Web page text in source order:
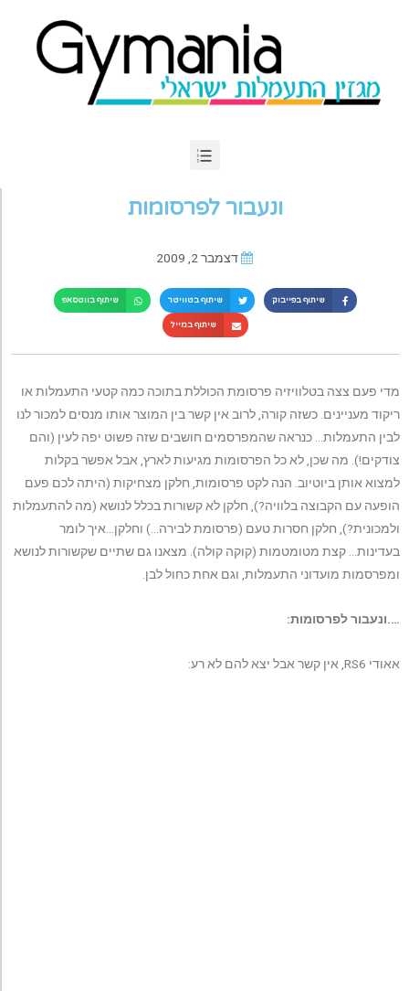
ונעבור לפרסומות
דצמבר 2, 2009
שיתוף בפייבוק שיתוף בטוויטר שיתוף בווטסאפ
שיתוף במייל
מדי פעם צצה בטלוויזיה פרסומת הכוללת בתוכה כמה קטעי התעמלות או
ריקוד מעניינים. כשזה קורה, לרוב אין קשר בין המוצר אותו מנסים למכור לנו
לבין התעמלות… כנראה שהמפרסמים חושבים שזה פשוט יפה לעין (והם
צודקים!). מה שכן, לא כל הפרסומות מגיעות לארץ, אבל אפשר בקלות
למצוא אותן ביוטיוב. הנה לקט פרסומות, חלקן מצחיקות (היתה לכם פעם
הופעה עם הקבוצה בלוויה?), חלקן לא קשורות בכלל לנושא (מה להתעמלות
ולמכונית?), חלקן חסרות טעם (פרסומת לבירה…) וחלקן…איך לומר
בעדינות… קצת מטומטמות (קוקה קולה). מצאנו גם שתיים שקשורות לנושא
ומפרסמות מועדוני התעמלות, וגם אחת כחול לבן.
….ונעבור לפרסומות:
אאודי RS6, אין קשר אבל יצא להם לא רע: